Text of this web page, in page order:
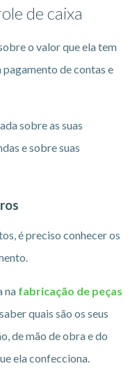
de caixa
o valor que ela tem
de contas e
sobre as suas
e sobre suas
é preciso conhecer os
na fabricação de peças
quais são os seus
de mão de obra e do
ela confecciona.